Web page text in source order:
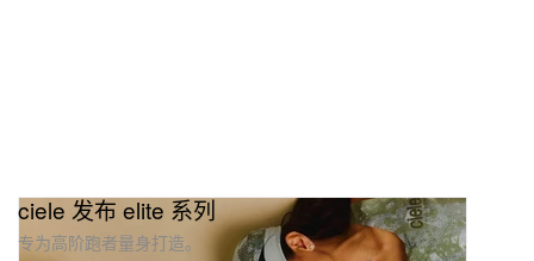
ciele 发布 elite 系列
专为高阶跑者量身打造。